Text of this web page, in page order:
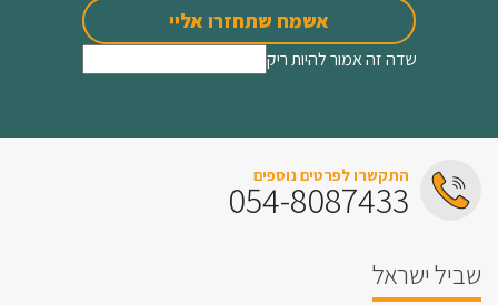
אשמח שתחזרו אליי
שדה זה אמור להיות ריק
התקשרו לפרטים נוספים
054-8087433
שביל ישראל